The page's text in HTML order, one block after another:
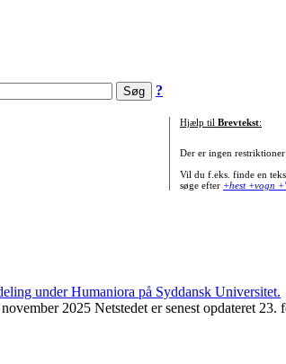
?
Hjælp til Brevtekst:
Der er ingen
Vil du f.eks. finde en
søge efter +hest +vogn
2025 Netstedet er senest opdateret 23.